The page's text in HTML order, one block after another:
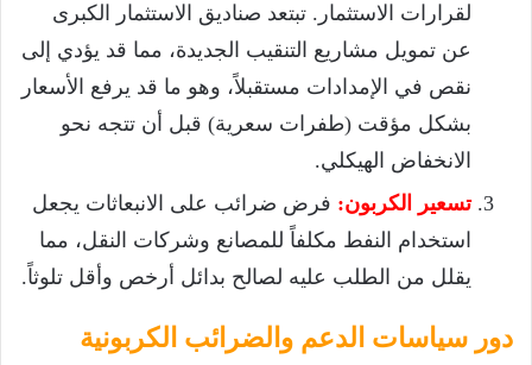
لقرارات الاستثمار. تبتعد صناديق الاستثمار الكبرى
عن تمويل مشاريع التنقيب الجديدة، مما قد يؤدي إلى
نقص في الإمدادات مستقبلاً، وهو ما قد يرفع الأسعار
بشكل مؤقت (طفرات سعرية) قبل أن تتجه نحو
الانخفاض الهيكلي.
تسعير الكربون: فرض ضرائب على الانبعاثات يجعل
استخدام النفط مكلفاً للمصانع وشركات النقل، مما
يقلل من الطلب عليه لصالح بدائل أرخص وأقل تلوثاً.
دور سياسات الدعم والضرائب الكربونية